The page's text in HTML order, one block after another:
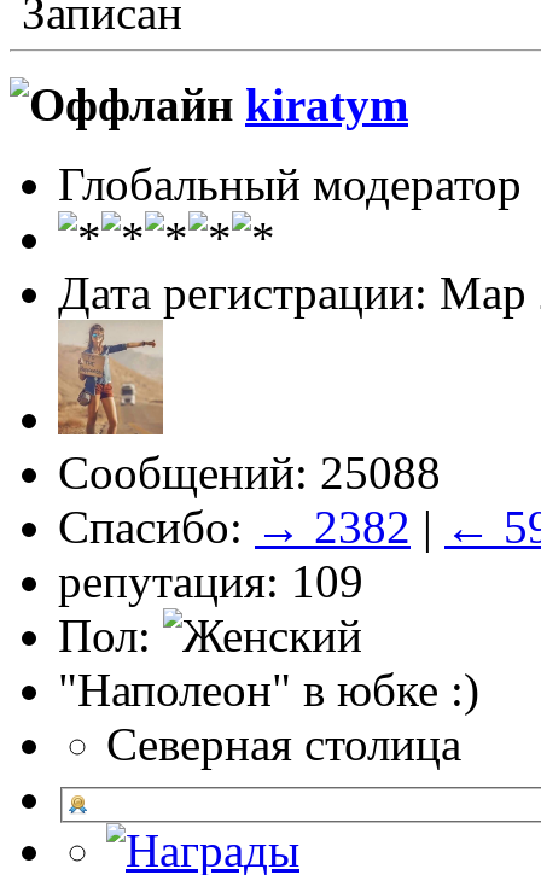
Записан
kiratym
Глобальный модератор
Дата регистрации: Мар
Сообщений: 25088
Спасибо: → 2382 | ←
репутация: 109
Пол:
"Наполеон" в юбке :)
Северная столица